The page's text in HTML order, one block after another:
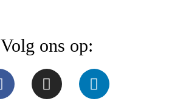
Volg ons op: